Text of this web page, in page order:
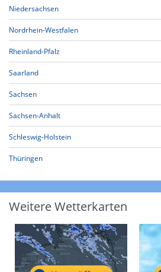
Niedersachsen
Nordrhein-Westfalen
Rheinland-Pfalz
Saarland
Sachsen
Sachsen-Anhalt
Schleswig-Holstein
Thüringen
Weitere Wetterkarten